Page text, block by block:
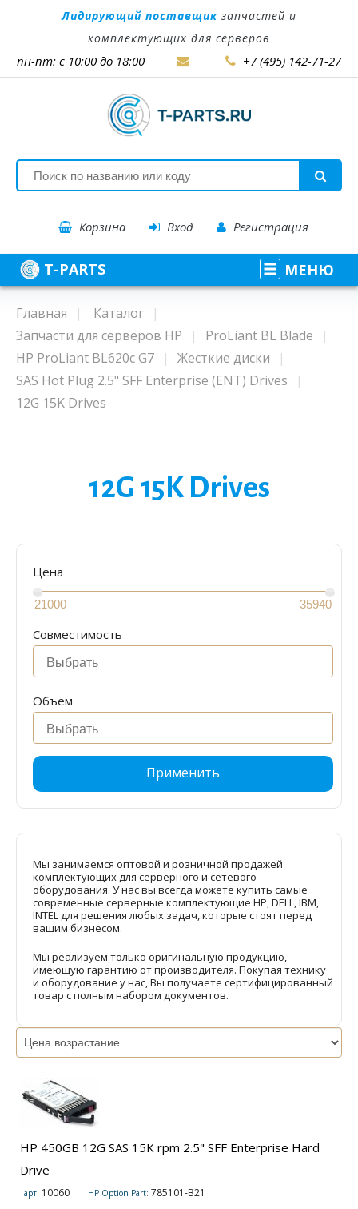
Лидирующий поставщик запчастей и
комплектующих для серверов
пн-пт: с 10:00 до 18:00 +7 (495) 142-71-27
Корзина Вход Регистрация
T-PARTS МЕНЮ
Главная
Каталог
Запчасти для серверов HP
ProLiant BL Blade
HP ProLiant BL620c G7
Жесткие диски
SAS Hot Plug 2.5" SFF Enterprise (ENT) Drives
12G 15K Drives
12G 15K Drives
Цена
Совместимость
Объем
Применить
Мы занимаемся оптовой и розничной продажей
комплектующих для серверного и сетевого
оборудования. У нас вы всегда можете купить самые
современные серверные комплектующие HP, DELL, IBM,
INTEL для решения любых задач, которые стоят перед
вашим бизнесом.
Мы реализуем только оригинальную продукцию,
имеющую гарантию от производителя. Покупая технику
и оборудование у нас, Вы получаете сертифицированный
товар с полным набором документов.
HP 450GB 12G SAS 15K rpm 2.5" SFF Enterprise Hard
Drive
арт. 10060 HP Option Part: 785101-B21